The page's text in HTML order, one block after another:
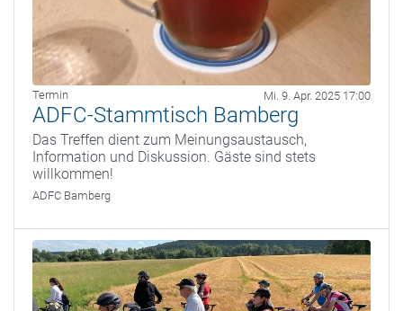
Termin Mi. 9. Apr. 2025 17:00
ADFC-Stammtisch Bamberg
Das Treffen dient zum Meinungsaustausch,
Information und Diskussion. Gäste sind stets
willkommen!
ADFC Bamberg